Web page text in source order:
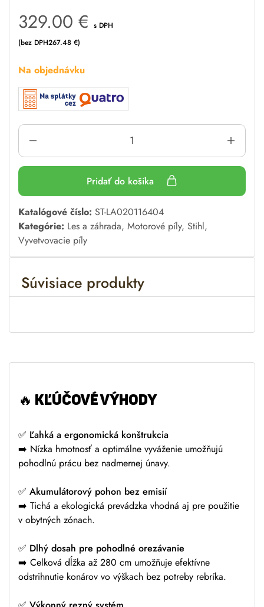
329.00 € s DPH
(bez DPH267.48 €)
Na objednávku
Pridať do košíka
A
l
t
e
n
a
Katalógové číslo: ST-LA020116404
Kategórie: Les a záhrada, Motorové píly, Stihl,
Vyvetvovacie píly
Súvisiace produkty
🔥 KĽÚČOVÉ VÝHODY
✅ Ľahká a ergonomická konštrukcia
➡️ Nízka hmotnosť a optimálne vyváženie umožňujú
pohodlnú prácu bez nadmernej únavy.
✅ Akumulátorový pohon bez emisií
➡️ Tichá a ekologická prevádzka vhodná aj pre použitie
v obytných zónach.
✅ Dlhý dosah pre pohodlné orezávanie
➡️ Celková dĺžka až 280 cm umožňuje efektívne
odstrihnutie konárov vo výškach bez potreby rebríka.